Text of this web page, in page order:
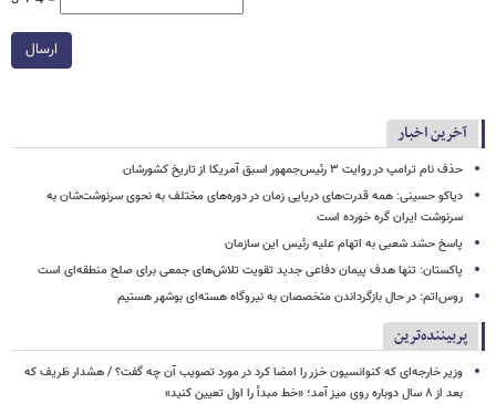
ارسال
آخرین اخبار
حذف نام ترامپ در روایت ۳ رئیس‌جمهور اسبق آمریکا از تاریخ کشورشان
دیاکو حسینی: همه قدرت‌های دریایی زمان در دوره‌های مختلف به نحوی سرنوشت‌شان به
سرنوشت ایران گره خورده است
پاسخ حشد شعبی به اتهام‌ علیه رئیس این سازمان
پاکستان: تنها هدف پیمان دفاعی جدید تقویت تلاش‌های جمعی برای صلح منطقه‌ای است
روس‌اتم: در حال بازگرداندن متخصصان به نیروگاه هسته‌ای بوشهر هستیم
پربیننده‌ترین
وزیر خارجه‌ای که کنوانسیون خزر را امضا کرد در مورد تصویب آن چه گفت؟ / هشدار ظریف که
بعد از ۸ سال دوباره روی میز آمد؛ «خط مبدأ را اول تعیین کنید»